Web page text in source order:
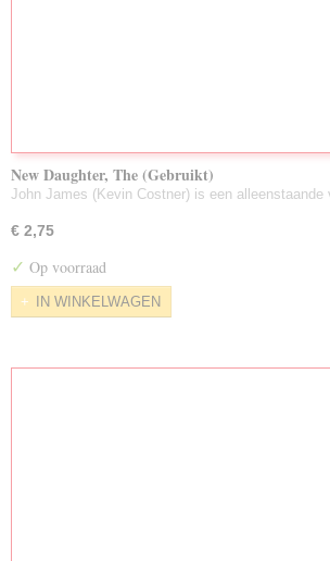
New Daughter, The (Gebruikt)
John James (Kevin Costner) is een alleenstaande
€ 2,75
✓ Op voorraad
IN WINKELWAGEN